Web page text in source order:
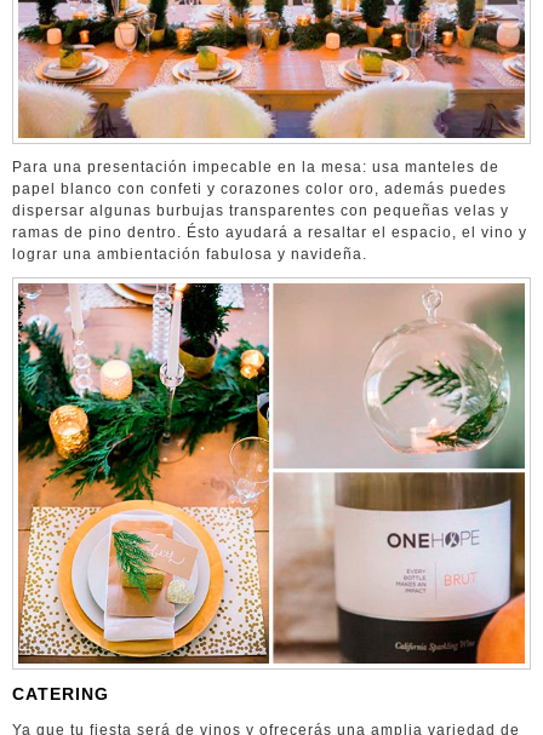
Para una presentación impecable en la mesa: usa manteles de
papel blanco con confeti y corazones color oro, además puedes
dispersar algunas burbujas transparentes con pequeñas velas y
ramas de pino dentro. Ésto ayudará a resaltar el espacio, el vino y
lograr una ambientación fabulosa y navideña.
CATERING
Ya que tu fiesta será de vinos y ofrecerás una amplia variedad de